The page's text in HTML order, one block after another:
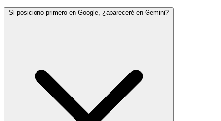
Si posiciono primero en Google, ¿apareceré en Gemini?